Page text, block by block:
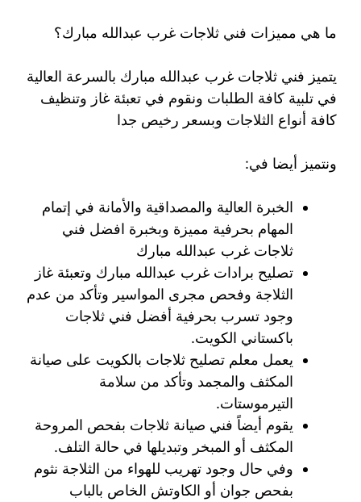
ما هي مميزات فني ثلاجات غرب عبدالله مبارك؟
يتميز فني ثلاجات غرب عبدالله مبارك بالسرعة العالية
في تلبية كافة الطلبات ونقوم في تعبئة غاز وتنظيف
كافة أنواع الثلاجات وبسعر رخيص جدا
ونتميز أيضا في:
الخبرة العالية والمصداقية والأمانة في إتمام
المهام بحرفية مميزة وبخبرة افضل فني
ثلاجات غرب عبدالله مبارك
تصليح برادات غرب عبدالله مبارك وتعبئة غاز
الثلاجة وفحص مجرى المواسير وتأكد من عدم
وجود تسرب بحرفية أفضل فني ثلاجات
باكستاني الكويت.
يعمل معلم تصليح ثلاجات بالكويت على صيانة
المكثف والمجمد وتأكد من سلامة
التيرموستات.
يقوم أيضاً فني صيانة ثلاجات بفحص المروحة
المكثف أو المبخر وتبديلها في حالة التلف.
وفي حال وجود تهريب للهواء من الثلاجة نثوم
بفحص جوان أو الكاوتش الخاص بالباب